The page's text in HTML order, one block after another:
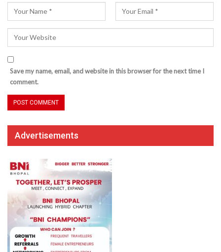
Save my name, email, and website in this browser for the next time I
comment.
Advertisements